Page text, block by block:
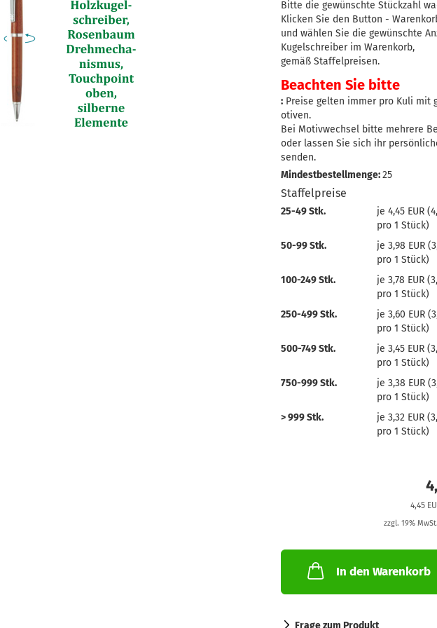
Bitte die gewünschte Stückzahl
Klicken Sie den Button -
und wählen Sie die gewünschte
Kugelschreiber im Warenkorb,
gemäß Staffelpreisen.
Beachten Sie bitte
: Preise gelten immer pro Kuli mit
otiven.
Bei Motivwechsel bitte mehrere
oder lassen Sie sich ihr
senden.
Mindestbestellmenge:25
Staffelpreise
25-49 Stk.
je 4,45 EUR
pro 1 Stück)
50-99 Stk.
je 3,98 EUR
pro 1 Stück)
100-249 Stk.
je 3,78 EUR
pro 1 Stück)
250-499 Stk.
je 3,60 EUR
pro 1 Stück)
500-749 Stk.
je 3,45 EUR
pro 1 Stück)
750-999 Stk.
je 3,38 EUR
pro 1 Stück)
> 999 Stk.
je 3,32 EUR
pro 1 Stück)
4,45
zzgl. 19%
In den Warenkorb